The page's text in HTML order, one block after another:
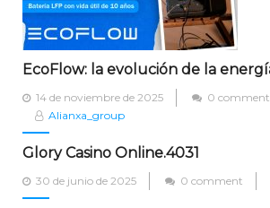
Posted
on
14 de noviembre de 2025
0 comment
Alianxa_group
Glory Casino Online.4031
Posted
on
30 de junio de 2025 0 comment